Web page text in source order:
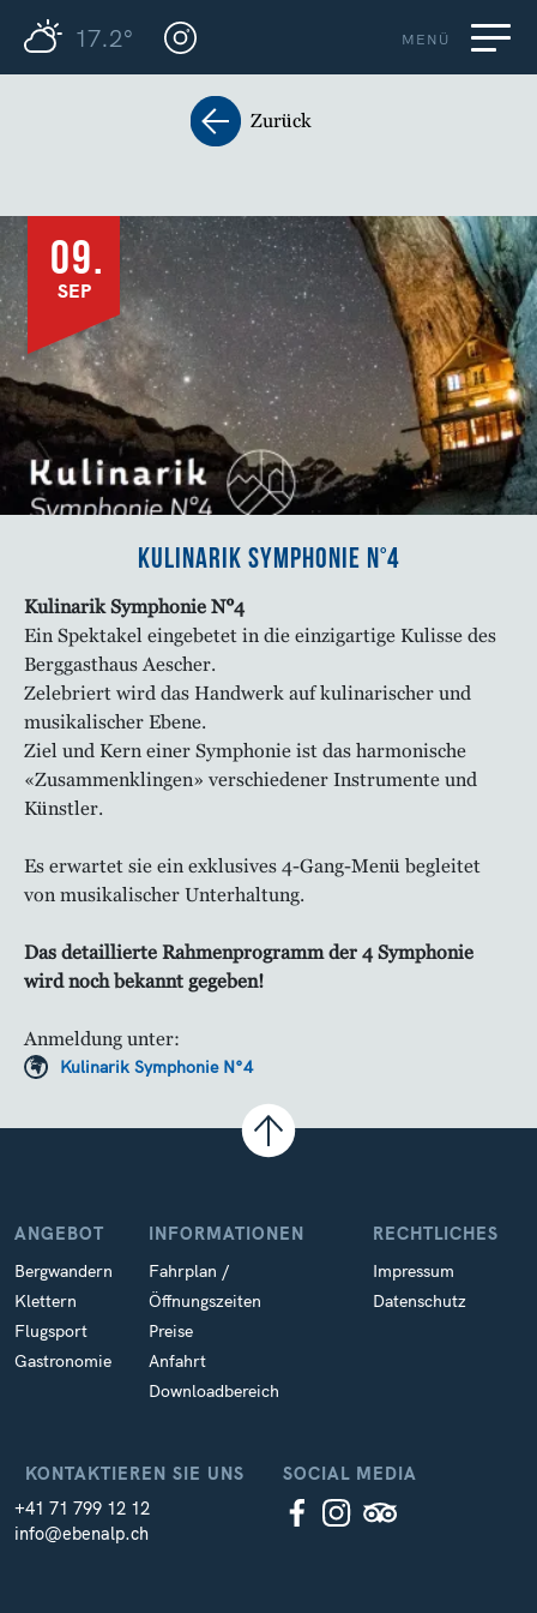
17.2° MENÜ
Zurück
09.
SEP
Kulinarik Symphonie N°4
Kulinarik Symphonie N°4
Ein Spektakel eingebetet in die einzigartige Kulisse des
Berggasthaus Aescher.
Zelebriert wird das Handwerk auf kulinarischer und
musikalischer Ebene.
Ziel und Kern einer Symphonie ist das harmonische
«Zusammenklingen» verschiedener Instrumente und
Künstler.
Es erwartet sie ein exklusives 4-Gang-Menü begleitet
von musikalischer Unterhaltung.
Das detaillierte Rahmenprogramm der 4 Symphonie
wird noch bekannt gegeben!
Anmeldung unter:
Kulinarik Symphonie N°4
KONTAKTIEREN SIE UNS
+41 71 799 12 12
info@ebenalp.ch
ANGEBOT
Bergwandern
Klettern
Flugsport
Gastronomie
INFORMATIONEN
Fahrplan /
Öffnungszeiten
Preise
Anfahrt
Downloadbereich
RECHTLICHES
Impressum
Datenschutz
SOCIAL MEDIA